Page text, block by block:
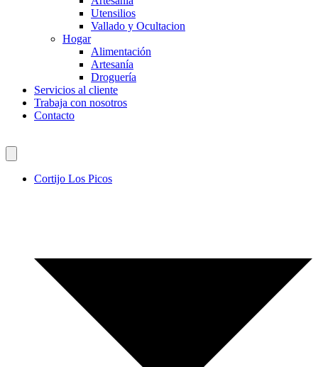
Utensilios
Vallado y Ocultacion
Hogar
Alimentación
Artesanía
Droguería
Servicios al cliente
Trabaja con nosotros
Contacto
Cortijo Los Picos